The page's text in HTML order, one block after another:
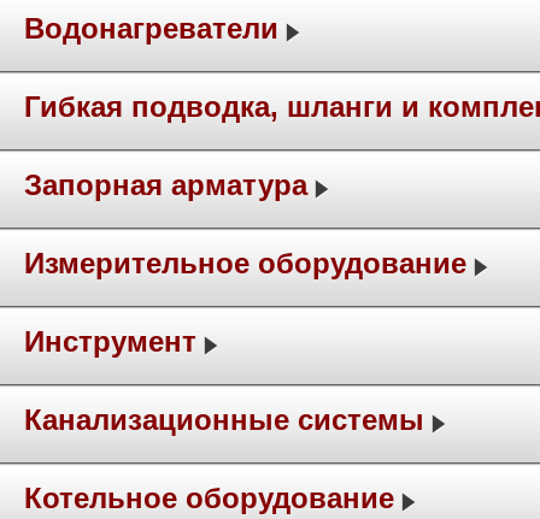
Водонагреватели
Гибкая подводка, шланги и
Запорная арматура
Измерительное оборудование
Инструмент
Канализационные системы
Котельное оборудование